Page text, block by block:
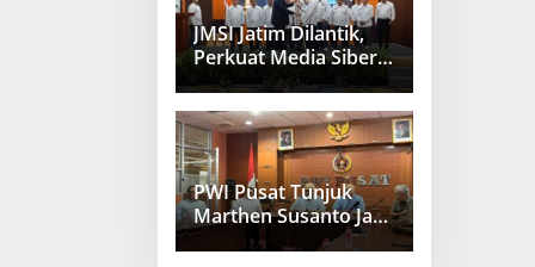
JMSI Jatim Dilantik,
Perkuat Media Siber
Berkualitas
PWI Pusat Tunjuk
Marthen Susanto Jadi
Sekjen Baru